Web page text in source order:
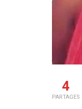
4
PARTAGES